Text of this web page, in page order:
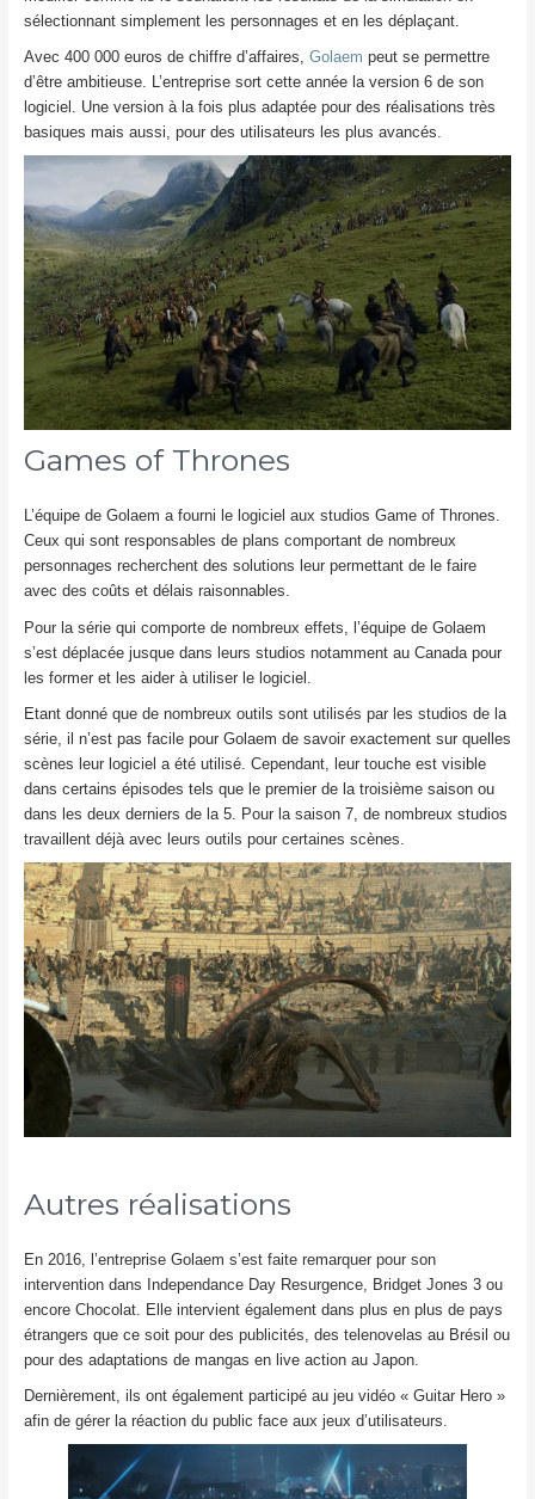
sélectionnant simplement les personnages et en les déplaçant.
Avec 400 000 euros de chiffre d’affaires, Golaem peut se permettre
d’être ambitieuse. L’entreprise sort cette année la version 6 de son
logiciel. Une version à la fois plus adaptée pour des réalisations très
basiques mais aussi, pour des utilisateurs les plus avancés.
Games of Thrones
L’équipe de Golaem a fourni le logiciel aux studios Game of Thrones.
Ceux qui sont responsables de plans comportant de nombreux
personnages recherchent des solutions leur permettant de le faire
avec des coûts et délais raisonnables.
Pour la série qui comporte de nombreux effets, l’équipe de Golaem
s’est déplacée jusque dans leurs studios notamment au Canada pour
les former et les aider à utiliser le logiciel.
Etant donné que de nombreux outils sont utilisés par les studios de la
série, il n’est pas facile pour Golaem de savoir exactement sur quelles
scènes leur logiciel a été utilisé. Cependant, leur touche est visible
dans certains épisodes tels que le premier de la troisième saison ou
dans les deux derniers de la 5. Pour la saison 7, de nombreux studios
travaillent déjà avec leurs outils pour certaines scènes.
Autres réalisations
En 2016, l’entreprise Golaem s’est faite remarquer pour son
intervention dans Independance Day Resurgence, Bridget Jones 3 ou
encore Chocolat. Elle intervient également dans plus en plus de pays
étrangers que ce soit pour des publicités, des telenovelas au Brésil ou
pour des adaptations de mangas en live action au Japon.
Dernièrement, ils ont également participé au jeu vidéo « Guitar Hero »
afin de gérer la réaction du public face aux jeux d’utilisateurs.